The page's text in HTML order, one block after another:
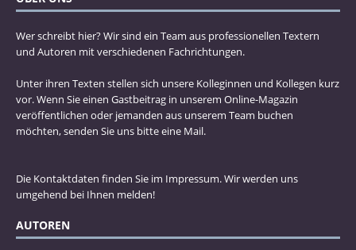
Wer schreibt hier? Wir sind ein Team aus professionellen Textern
und Autoren mit verschiedenen Fachrichtungen.
Unter ihren Texten stellen sich unsere Kolleginnen und Kollegen kurz
vor. Wenn Sie einen Gastbeitrag in unserem Online-Magazin
veröffentlichen oder jemanden aus unserem Team buchen
möchten, senden Sie uns bitte eine Mail.
Die Kontaktdaten finden Sie im Impressum. Wir werden uns
umgehend bei Ihnen melden!
AUTOREN